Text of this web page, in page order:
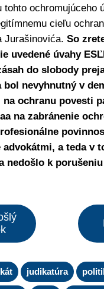
tohto ochromujúceho
cieľu
Jurašinovića. So
uvedené úvahy
do slobody
bol nevyhnutný v
ochranu povesti
na zabránenie
advokátmi, a teda v
nedošlo k
judikatúra